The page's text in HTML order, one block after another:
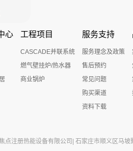
心 工程项目
CASCADE并联系统
燃气壁挂炉/热水器
商业锅炉
服务支持
服务理念及政策
售后预约
常见问题
购买渠道
资料下载
点注册热能设备有限公司| 石家庄市顺义区马